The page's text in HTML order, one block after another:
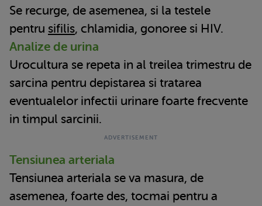
Se recurge, de asemenea, si la testele
pentru sifilis, chlamidia, gonoree si HIV.
Analize de urina
Urocultura se repeta in al treilea trimestru de
sarcina pentru depistarea si tratarea
eventualelor infectii urinare foarte frecvente
in timpul sarcinii.
Tensiunea arteriala
Tensiunea arteriala se va masura, de
asemenea, foarte des, tocmai pentru a